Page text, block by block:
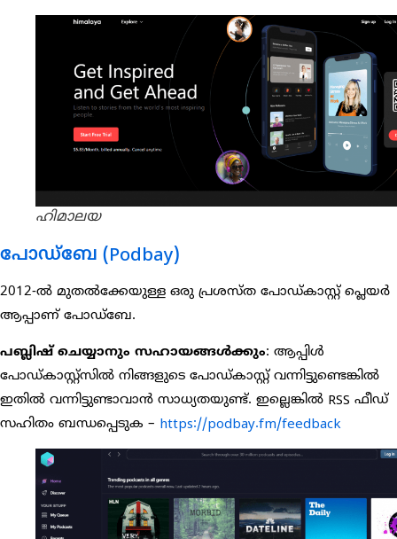
ഹിമാലയ
പോഡ്ബേ (Podbay)
2012-ൽ മുതൽക്കേയുള്ള ഒരു പ്രശസ്ത പോഡ്കാസ്റ്റ് പ്ലെയർ
ആപ്പാണ് പോഡ്ബേ.
പബ്ലിഷ് ചെയ്യാനും സഹായങ്ങൾക്കും: ആപ്പിൾ
പോഡ്കാസ്റ്റ്സിൽ നിങ്ങളുടെ പോഡ്കാസ്റ്റ് വന്നിട്ടുണ്ടെങ്കിൽ
ഇതിൽ വന്നിട്ടുണ്ടാവാൻ സാധ്യതയുണ്ട്. ഇല്ലെങ്കിൽ RSS ഫീഡ്
സഹിതം ബന്ധപ്പെടുക – https://podbay.fm/feedback